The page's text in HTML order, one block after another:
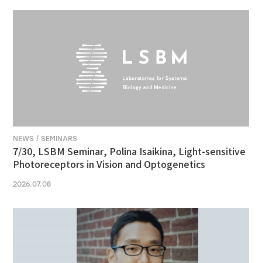
NEWS / SEMINARS
7/30, LSBM Seminar, Polina Isaikina, Light-sensitive
Photoreceptors in Vision and Optogenetics
2026.07.08